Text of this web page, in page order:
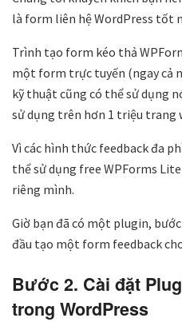
là form liên hệ WordPress tốt
Trình tạo form kéo thả
một form trực tuyến (ngay cả
kỹ thuật cũng có thể sử dụng
sử dụng trên hơn 1 triệu trang
Vì các hình thức feedback đa
thể sử dụng free WPForms
riêng mình.
Giờ bạn đã có một plugin,
đầu tạo một form feedback
Bước 2. Cài đặt
trong WordPress